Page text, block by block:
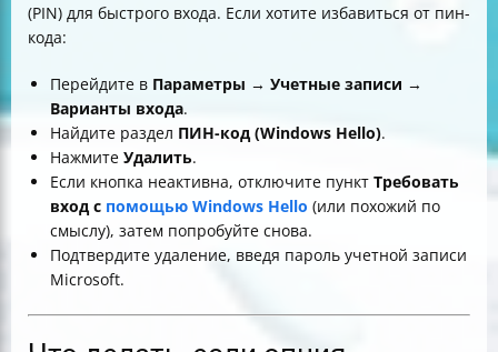
(PIN) для быстрого входа. Если хотите избавиться от пин-
кода:
Перейдите в Параметры → Учетные записи →
Варианты входа.
Найдите раздел ПИН-код (Windows Hello).
Нажмите Удалить.
Если кнопка неактивна, отключите пункт Требовать
вход с помощью Windows Hello (или похожий по
смыслу), затем попробуйте снова.
Подтвердите удаление, введя пароль учетной записи
Microsoft.